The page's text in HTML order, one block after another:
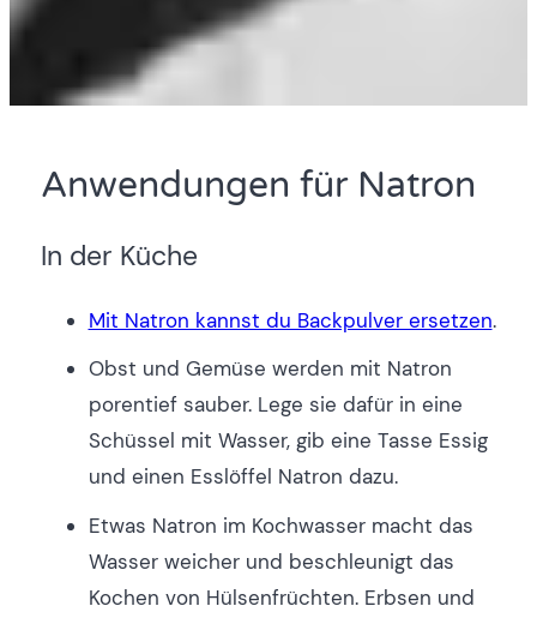
Anwendungen für Natron
In der Küche
Mit Natron kannst du Backpulver ersetzen.
Obst und Gemüse werden mit Natron
porentief sauber. Lege sie dafür in eine
Schüssel mit Wasser, gib eine Tasse Essig
und einen Esslöffel Natron dazu.
Etwas Natron im Kochwasser macht das
Wasser weicher und beschleunigt das
Kochen von Hülsenfrüchten. Erbsen und